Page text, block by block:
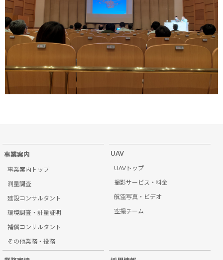
事業案内
事業案内トップ
測量調査
建設コンサルタント
環境調査・計量証明
補償コンサルタント
その他業務・役務
UAV
UAVトップ
撮影サービス・料金
航空写真・ビデオ
空撮チーム